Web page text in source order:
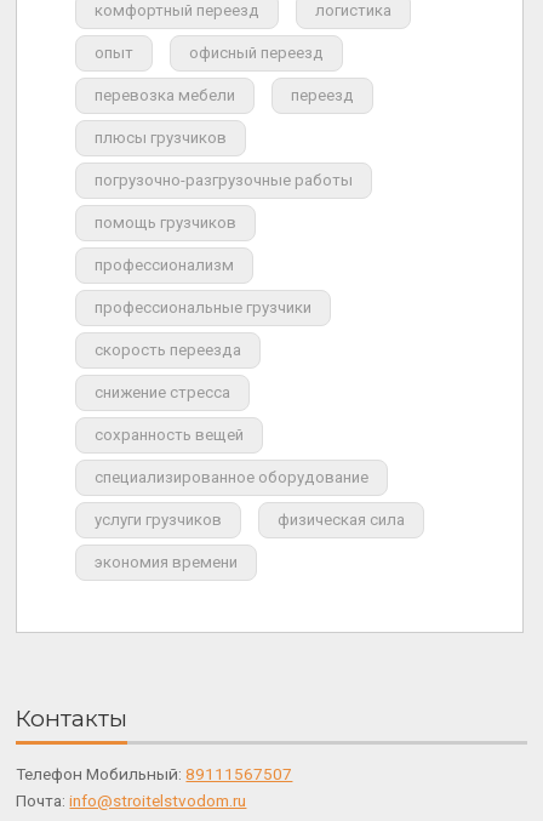
комфортный переезд логистика
опыт офисный переезд
перевозка мебели переезд
плюсы грузчиков
погрузочно-разгрузочные работы
помощь грузчиков
профессионализм
профессиональные грузчики
скорость переезда
снижение стресса
сохранность вещей
специализированное оборудование
услуги грузчиков физическая сила
экономия времени
Контакты
Телефон Мобильный:89111567507
Почта:info@stroitelstvodom.ru